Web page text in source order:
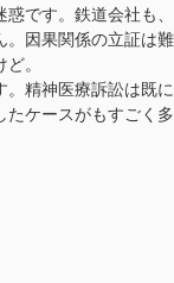
です。鉄道会社も、
。因果関係の立証は難
。
精神医療訴訟は既に
たケースがもすごく多